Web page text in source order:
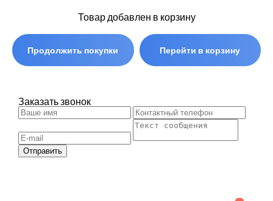
Товар добавлен в корзину
Продолжить покупки Перейти в корзину
Заказать звонок
Отправить